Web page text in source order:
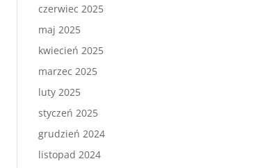
czerwiec 2025
maj 2025
kwiecień 2025
marzec 2025
luty 2025
styczeń 2025
grudzień 2024
listopad 2024